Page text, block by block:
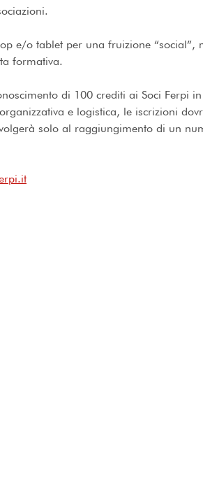
e/o tablet per una fruizione “social”,
formativa.
di 100 crediti ai Soci Ferpi
e logistica, le iscrizioni
solo al raggiungimento di un